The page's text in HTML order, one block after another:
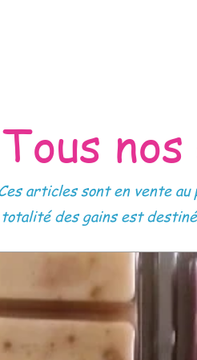
Tous
articles sont en vente
des gains est